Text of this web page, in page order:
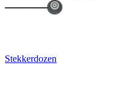
Stekkerdozen